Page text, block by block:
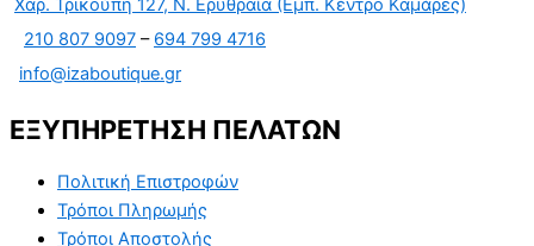
210 807 9097 – 694 799 4716
info@izaboutique.gr
ΕΞΥΠΗΡΕΤΗΣΗ ΠΕΛΑΤΩΝ
Πολιτική Επιστροφών
Τρόποι Πληρωμής
Τρόποι Αποστολής